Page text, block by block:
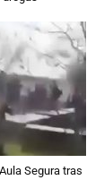
Segura tras